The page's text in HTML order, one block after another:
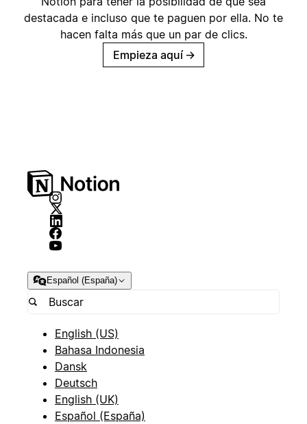
destacada e incluso que te paguen por ella. No te
hacen falta más que un par de clics.
Empieza aquí →
Español (España)
English (US)
Bahasa Indonesia
Dansk
Deutsch
English (UK)
Español (España)